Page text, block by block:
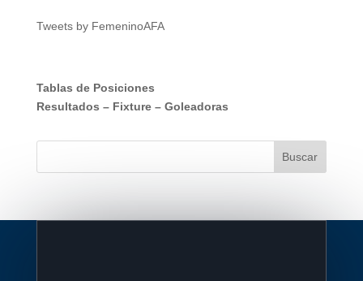
Tweets by FemeninoAFA
Tablas de Posiciones
Resultados – Fixture– Goleadoras